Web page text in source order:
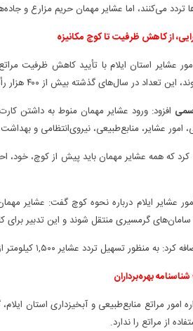
تردد می‌کنند، اما عشایر مهمان حریم مزارع و
از کاهش ظرفیت تا کوچ مکانیزه
این تعداد در سال‌های گذشته بیش از ۴۰۰ هزار رأس بود.
افزود: ورود عشایر مهمان منوط به داشتن
امور عشایر، منابع‌طبیعی، نیروی‌انتظامی و
که همه عشایر مهمان باید پیش از کوچ، خود،
عشایر ایلام درباره نحوه کوچ گفت: عشایر
سامان‌های گرمسیری منتقل شوند و این تدبیر
تسهیل تردد عشایر ۱,۵۰۰ کیلومتر از ایل‌راه‌های عشایری و سامان‌های گرمسیری مرمت و بازسازی شده‌اند.
بهره‌برداران
امور مراتع منابع‌طبیعی و آبخیزداری استان
از مراتع را ندارد.